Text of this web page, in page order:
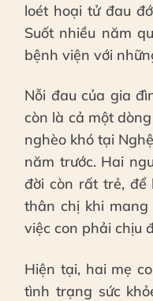
loét hoại tử đau
Suốt nhiều năm
bệnh viện với
Nỗi đau của gia
còn là cả một
nghèo khó tại
năm trước. Hai
đời còn rất trẻ, để
thân chị khi
việc con phải chịu
Hiện tại, hai mẹ
tình trạng sức